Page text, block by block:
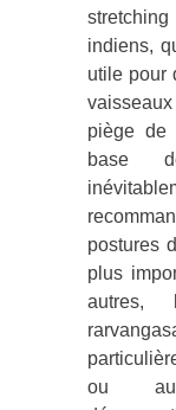
indiens,
utile pour
piège
base
postures
plus
autres,
ou au